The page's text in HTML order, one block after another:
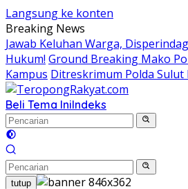
Langsung ke konten
Breaking News
Jawab Keluhan Warga,
Hukum! Ground Breaking Mako
Kampus Ditreskrimum Polda Sulut
Beli Tema IniIndeks
tutup